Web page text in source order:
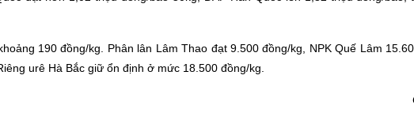
190 đồng/kg. Phân lân Lâm Thao đạt 9.500 đồng/kg, NPK Quế Lâm
urê Hà Bắc giữ ổn định ở mức 18.500 đồng/kg.